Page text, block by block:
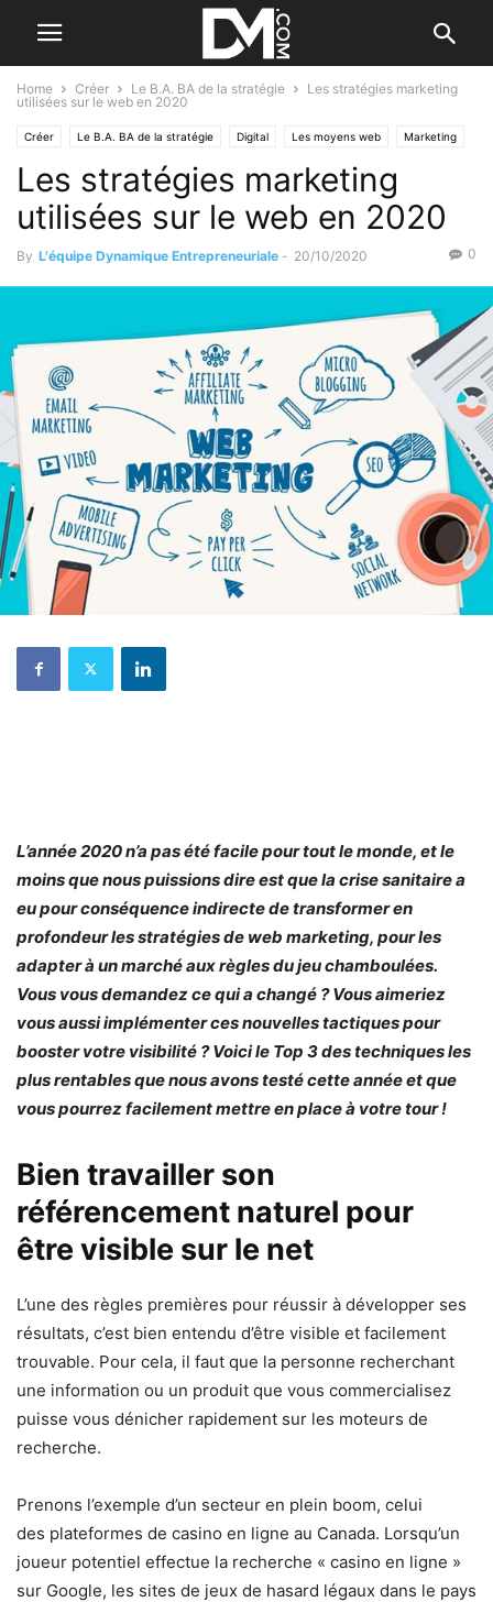
Home Créer Le B.A. BA de la stratégie
Les stratégies marketing
utilisées sur le web en 2020
Créer Le B.A. BA de la stratégie Digital Les moyens web Marketing
Les stratégies marketing
utilisées sur le web en 2020
By L'équipe Dynamique Entrepreneuriale - 20/10/2020 0
L’année 2020 n’a pas été facile pour tout le monde, et le
moins que nous puissions dire est que la crise sanitaire a
eu pour conséquence indirecte de transformer en
profondeur les stratégies de web marketing, pour les
adapter à un marché aux règles du jeu chamboulées.
Vous vous demandez ce qui a changé ? Vous aimeriez
vous aussi implémenter ces nouvelles tactiques pour
booster votre visibilité ? Voici le Top 3 des techniques les
plus rentables que nous avons testé cette année et que
vous pourrez facilement mettre en place à votre tour !
Bien travailler son
référencement naturel pour
être visible sur le net
L’une des règles premières pour réussir à développer ses
résultats, c’est bien entendu d’être visible et facilement
trouvable. Pour cela, il faut que la personne recherchant
une information ou un produit que vous commercialisez
puisse vous dénicher rapidement sur les moteurs de
recherche.
Prenons l’exemple d’un secteur en plein boom, celui
des plateformes de casino en ligne au Canada. Lorsqu’un
joueur potentiel effectue la recherche « casino en ligne »
sur Google, les sites de jeux de hasard légaux dans le pays